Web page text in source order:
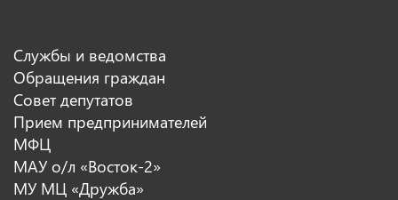
Службы и ведомства
Обращения граждан
Совет депутатов
Прием предпринимателей
МФЦ
МАУ о/л «Восток-2»
МУ МЦ «Дружба»